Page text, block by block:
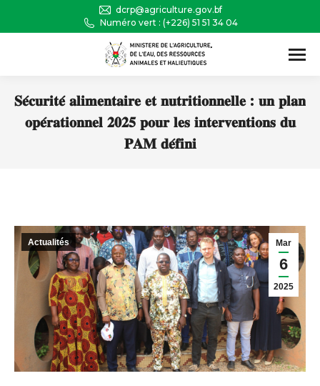
dcrp@agriculture.gov.bf
Numéro vert : (+226) 51 51 34 04
𝐒𝐞́𝐜𝐮𝐫𝐢𝐭𝐞́ 𝐚𝐥𝐢𝐦𝐞𝐧𝐭𝐚𝐢𝐫𝐞 𝐞𝐭 𝐧𝐮𝐭𝐫𝐢𝐭𝐢𝐨𝐧𝐧𝐞𝐥𝐥𝐞 : 𝐮𝐧 𝐩𝐥𝐚𝐧
𝐨𝐩𝐞́𝐫𝐚𝐭𝐢𝐨𝐧𝐧𝐞𝐥 𝟐𝟎𝟐𝟓 𝐩𝐨𝐮𝐫 𝐥𝐞𝐬 𝐢𝐧𝐭𝐞𝐫𝐯𝐞𝐧𝐭𝐢𝐨𝐧𝐬 𝐝𝐮
𝐏𝐀𝐌 𝐝𝐞́𝐟𝐢𝐧𝐢
Mar
6
2025
Actualités